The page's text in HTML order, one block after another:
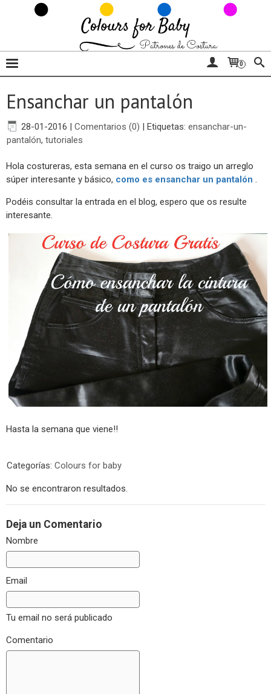
0
Ensanchar un pantalón
28-01-2016 | Comentarios (0) | Etiquetas: ensanchar-un-
pantalón, tutoriales
Hola costureras, esta semana en el curso os traigo un arreglo
súper interesante y básico, como es ensanchar un pantalón .
Podéis consultar la entrada en el blog, espero que os resulte
interesante.
Hasta la semana que viene!!
Categorías: Colours for baby
No se encontraron resultados.
Deja un Comentario
Nombre
Email
Tu email no será publicado
Comentario